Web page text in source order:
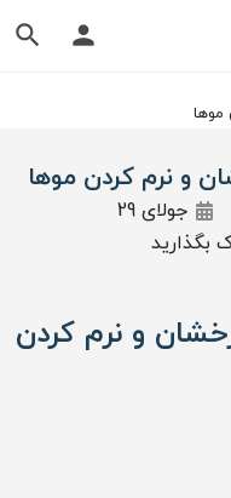
موها
و نرم کردن موها
جولای 29
بگذارید
و نرم کردن